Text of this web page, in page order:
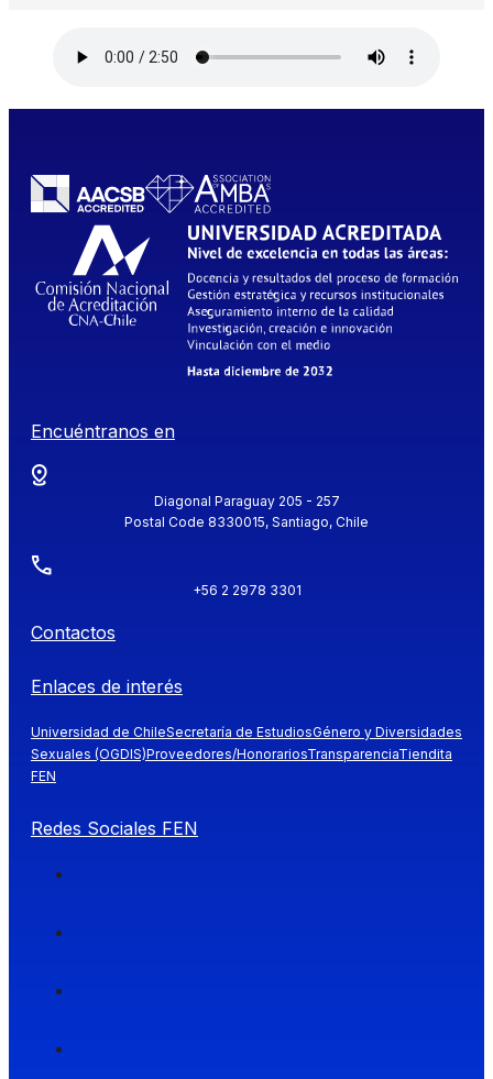
Encuéntranos en
Diagonal Paraguay 205 - 257
Postal Code 8330015, Santiago, Chile
+56 2 2978 3301
Contactos
Enlaces de interés
Universidad de ChileSecretaría de EstudiosGénero y Diversidades
Sexuales (OGDIS)Proveedores/HonorariosTransparenciaTiendita
FEN
Redes Sociales FEN